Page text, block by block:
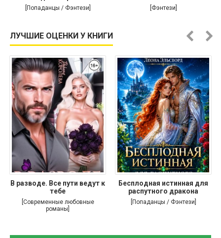
[Попаданцы / Фэнтези] [Фэнтези]
ЛУЧШИЕ ОЦЕНКИ У КНИГИ
В разводе. Все пути ведут к
тебе
[Современные любовные
романы]
Бесплодная истинная для
распутного дракона
[Попаданцы / Фэнтези]